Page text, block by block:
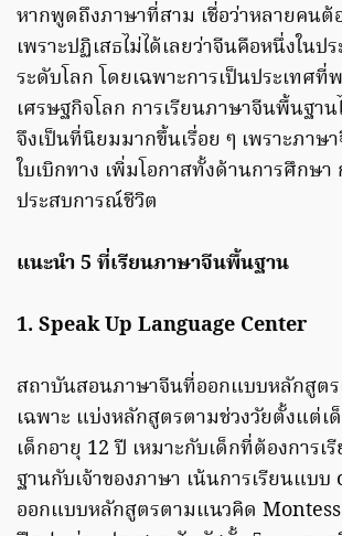
หากพูดถึงภาษาที่สาม เชื่อว่าหลายคน
เพราะปฏิเสธไม่ได้เลยว่าจีนคือหนึ่งใน
ระดับโลก โดยเฉพาะการเป็นประเทศที่
เศรษฐกิจโลก การเรียนภาษาจีนพื้นฐา
จึงเป็นที่นิยมมากขึ้นเรื่อย ๆ เพราะภาษ
ใบเบิกทาง เพิ่มโอกาสทั้งด้านการศึกษา
ประสบการณ์ชีวิต
แนะนำ 5 ที่เรียนภาษาจีนพื้นฐาน
1. Speak Up Language Center
สถาบันสอนภาษาจีนที่ออกแบบหลักสูตร
เฉพาะ แบ่งหลักสูตรตามช่วงวัยตั้งแต่เ
เด็กอายุ 12 ปี เหมาะกับเด็กที่ต้องการ
ฐานกับเจ้าของภาษา เน้นการเรียนแบ
ออกแบบหลักสูตรตามแนวคิด